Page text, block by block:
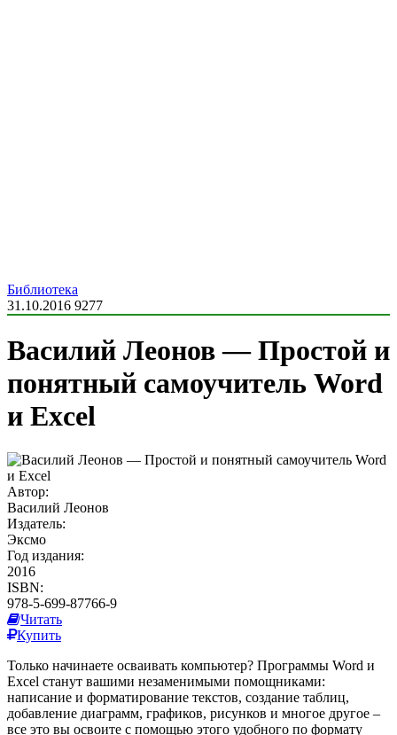
Библиотека
31.10.2016 9277
Василий Леонов — Простой и
понятный самоучитель Word
и Excel
Автор:
Василий Леонов
Издатель:
Эксмо
Год издания:
2016
ISBN:
978-5-699-87766-9
Читать
Купить
Только начинаете осваивать компьютер? Программы Word и
Excel станут вашими незаменимыми помощниками:
написание и форматирование текстов, создание таблиц,
добавление диаграмм, графиков, рисунков и многое другое –
все это вы освоите с помощью этого удобного по формату